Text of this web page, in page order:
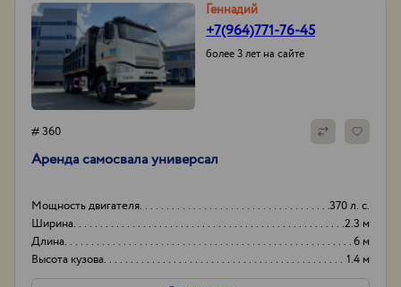
Геннадий
+7(964)771-76-45
более 3 лет на сайте
# 360
Аренда самосвала универсал
Мощность двигателя
370 л. с.
Ширина
2.3 м
Длина
6 м
Высота кузова
1.4 м